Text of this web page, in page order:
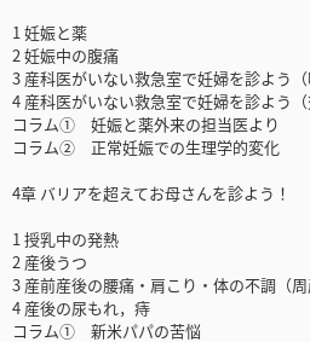
1 妊娠と薬
2 妊娠中の腹痛
3 産科医がいない救急室で妊婦を診よう
4 産科医がいない救急室で妊婦を診よう
コラム① 妊娠と薬外来の担当医より
コラム② 正常妊娠での生理学的変化
4章 バリアを超えてお母さんを診よう！
1 授乳中の発熱
2 産後うつ
3 産前産後の腰痛・肩こり・体の不調（周
4 産後の尿もれ，痔
コラム① 新米パパの苦悩